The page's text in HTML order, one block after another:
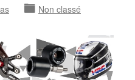
Non classé